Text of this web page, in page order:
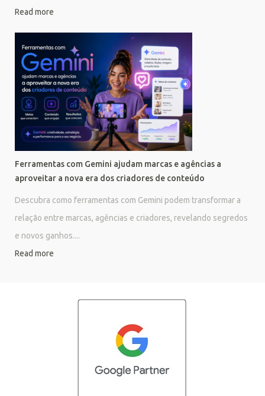
Read more
Ferramentas com Gemini ajudam marcas e agências a
aproveitar a nova era dos criadores de conteúdo
Descubra como ferramentas com Gemini podem transformar a
relação entre marcas, agências e criadores, revelando segredos
e novos ganhos....
Read more